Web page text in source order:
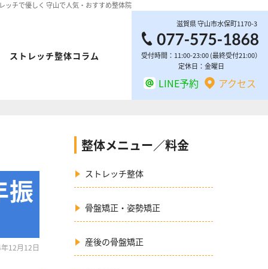
ッチで優しく 守山で人気・おすすめ整体院
ストレッチ整体コラム
滋賀県守山市水保町1170-3
受付時間：11:00-23:00 (最終受付21:00）
定休日：金曜日
LINE予約 アクセス
振
12月12日
整体メニュー／料金
ストレッチ整体
骨盤矯正・姿勢矯正
産後の骨盤矯正